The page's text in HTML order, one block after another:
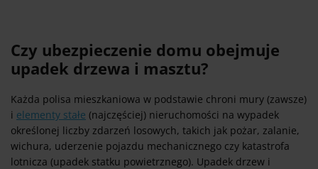
Czy ubezpieczenie domu obejmuje
upadek drzewa i masztu?
Każda polisa mieszkaniowa w podstawie chroni mury (zawsze)
i elementy stałe (najczęściej) nieruchomości na wypadek
określonej liczby zdarzeń losowych, takich jak pożar, zalanie,
wichura, uderzenie pojazdu mechanicznego czy katastrofa
lotnicza (upadek statku powietrznego). Upadek drzew i